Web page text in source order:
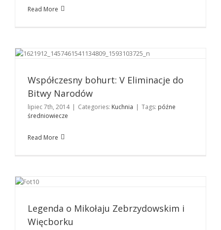
Read More
Współczesny bohurt: V Eliminacje do Bitwy Narodów
Współczesny bohurt: V Eliminacje do
Bitwy Narodów
lipiec 7th, 2014 | Categories: Kuchnia | Tags: późne
średniowiecze
Read More
Legenda o Mikołaju Zebrzydowskim i
Więcborku